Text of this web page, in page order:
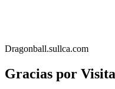
Dragonball.sullca.com
Gracias por